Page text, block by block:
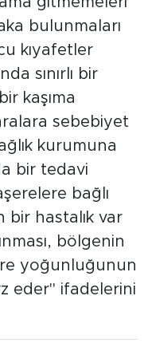
bulunmaları
kıyafetler
sınırlı bir
kaşıma
sebebiyet
kurumuna
bir tedavi
bağlı
hastalık var
bölgenin
yoğunluğunun
eder" ifadelerini